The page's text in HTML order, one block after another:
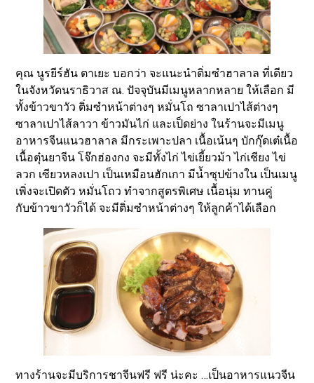
คุณ นูรยีร์ฮัน ตาเยะ บอกว่า จะแนะนำติ่มซำฮาลาล ที่เดียว
ในจังหวัดนราธิวาส ณ. ปัจจุบันมีเมนูหลากหลาย ให้เลือก มี
ทั้งข้าวขาวัว ติ่มซำหน้าต่างๆ หมั่นโถ ซาลาเปาไส้ต่างๆ
ซาลาเปาไส้ลาวา ข้าวมันไก่ และเป็ดย่าง ในร้านจะมีเมนู
อาหารจีนแนวฮาลาล มีกระเพาะปลา เนื้อเน้นๆ บักกุ๊ดเต๋เนื้อ
เนื้อตุ๋นยาจีน โจ๊กฮ่องกง จะมีทั้งไก่ ไข่เยี้ยวม้า ไก่เชียง ไข่
ลวก เซียวหลงเปา เป็นเหมือนฮักเกา มีน้ำซุปข้างใน เป็นเมนู
เพิ่งจะเปิดตัว หมั่นโถว ทำจากสูตรพิเศษ เนื้อนุ่ม ทานคู่
กับข้าวขาวัวก็ได้ จะมีติ่มซำหน้าต่างๆ ให้ลูกค้าได้เลือก
ทางร้านจะมีบริการชาจีนฟรี ฟรี น่ะคะ …เป็นอาหารแนวจีน